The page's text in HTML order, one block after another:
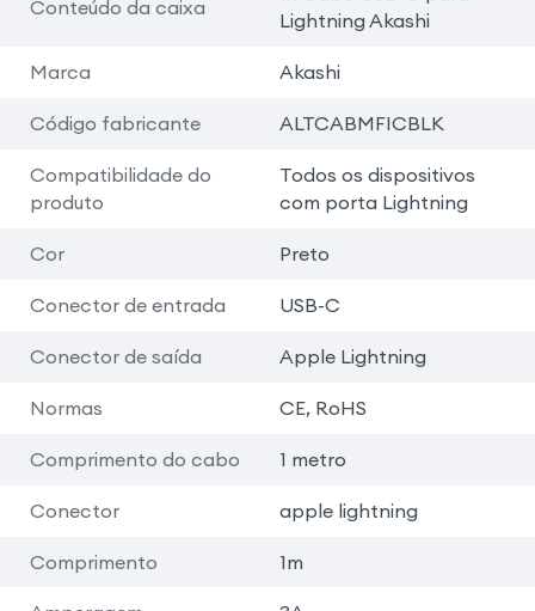
Conteúdo da caixa
Lightning Akashi
Marca Akashi
Código fabricante ALTCABMFICBLK
Compatibilidade do
produto
Todos os dispositivos
com porta Lightning
Cor Preto
Conector de entrada USB-C
Conector de saída Apple Lightning
Normas CE, RoHS
Comprimento do cabo 1 metro
Conector apple lightning
Comprimento 1m